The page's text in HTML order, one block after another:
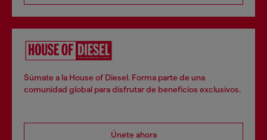
Súmate a la House of Diesel. Forma parte de una
comunidad global para disfrutar de beneficios exclusivos.
Únete ahora